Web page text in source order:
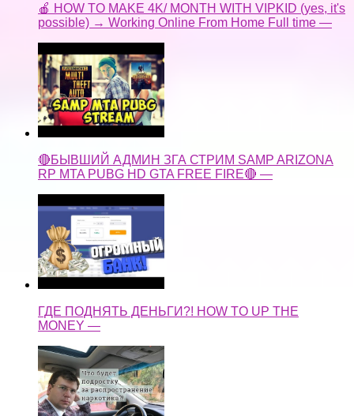
🍎 HOW TO MAKE 4K/ MONTH WITH VIPKID (yes, it's
possible) → Working Online From Home Full time —
🔴БЫВШИЙ АДМИН ЗГА СТРИМ SAMP ARIZONA
RP MTA PUBG HD GTA FREE FIRE🔴 —
ГДЕ ПОДНЯТЬ ДЕНЬГИ?! HOW TO UP THE
MONEY —